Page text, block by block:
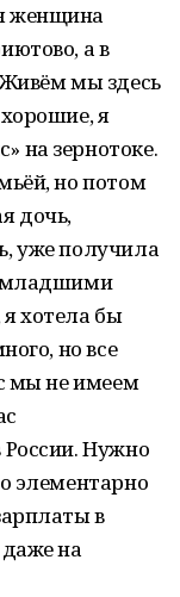
женщина
а в
мы здесь
я
на зернотоке.
но потом
дочь,
уже получила
младшими
хотела бы
но все
мы не имеем
России. Нужно
элементарно
в
на